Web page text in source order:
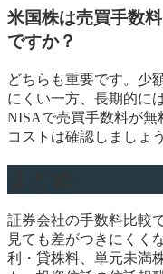
米国株は売買手数
ですか？
どちらも重要です。少
にくい一方、長期的に
NISAで売買手数料が
コストは確認しましょう
証券会社の手数料比較
見ても差がつきにくく
利・貸株料、単元未満